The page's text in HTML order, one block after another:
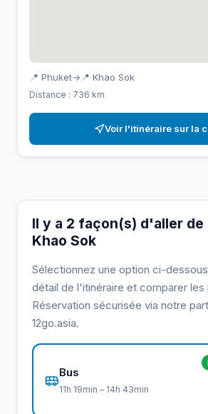
📍 Phuket→ 📍 Khao Sok
Distance : 736 km
Voir l'itinéraire sur la
Il y a 2 façon(s) d'aller de
Khao Sok
Sélectionnez une option ci-
détail de l'itinéraire et comparer les
Réservation sécurisée via notre
12go.asia.
Bus
11h 19min – 14h 43min